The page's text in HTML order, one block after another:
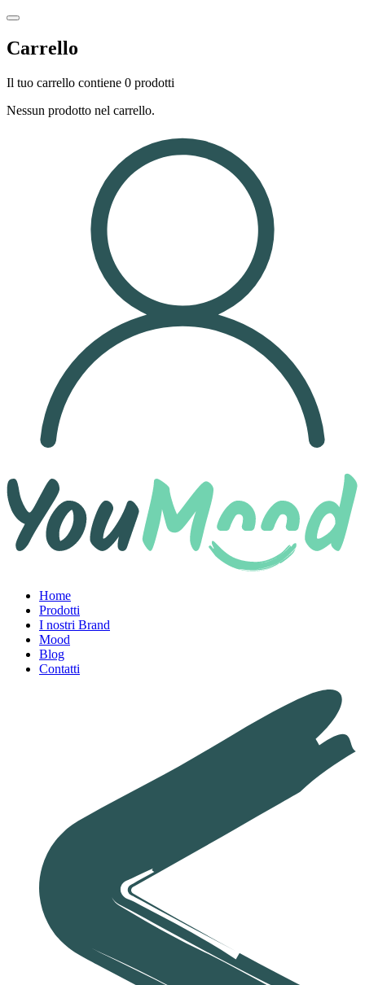
Carrello
Il tuo carrello contiene 0 prodotti
Nessun prodotto nel carrello.
Home
Prodotti
I nostri Brand
Mood
Blog
Contatti